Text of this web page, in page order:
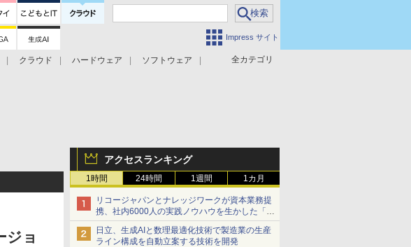
Impress サイト
全カテゴリ
クラウド ハードウェア
ソフトウェア
アクセスランキング
1時間 24時間 1週間 1カ月
リコージャパンとナレッジワークが資本業務提
携、社内6000人の実践ノウハウを生かした「AI
商談記録 for RICOH」を展開へ
日立、生成AIと数理最適化技術で製造業の生産
ライン構成を自動立案する技術を開発
ジョ